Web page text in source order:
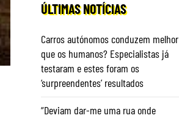
ÚLTIMAS NOTÍCIAS
Carros autónomos conduzem melhor
que os humanos? Especialistas já
testaram e estes foram os
‘surpreendentes’ resultados
“Deviam dar-me uma rua onde